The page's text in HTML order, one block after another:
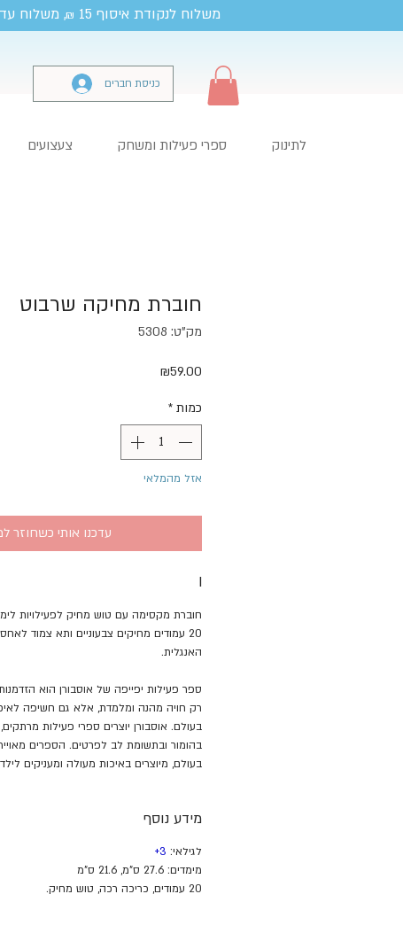
משלוח לנקודת איסוף 15 ₪, משלוח עד
כניסת חברים
לתינוק ספרי פעילות ומשחק צעצועים
חוברת מחיקה שרבוט
מק"ט: 5308
₪59.00
כמות *
אזל מהמלאי
עדכנו אותי כשחוזר
I
חוברת מקסימה עם טוש מחיק לפעילויות
20 עמודים מחיקים צבעוניים ותא צמוד
האנגלית.
ספר פעילות יפייפה של אוסבורן הוא
רק חויה מהנה ומלמדת, אלא גם חשיפה
בעולם. אוסבורן יוצרים ספרי פעילות מרתקים,
בהומור ובתשומת לב לפרטים. הספרים
בעולם, מיוצרים באיכות מעולה ומעניקים
מידע נוסף
לגילאי: 3
+
מימדים: 27.6 ס"מ, 21.6 ס"מ
20 עמודים, כריכה רכה, טוש מחיק.